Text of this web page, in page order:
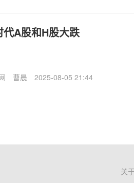
代A股和H股大跌
曹晨 2025-08-05 21:44
关